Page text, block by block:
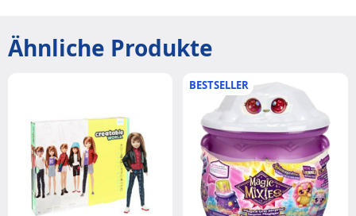
Ähnliche Produkte
BESTSELLER